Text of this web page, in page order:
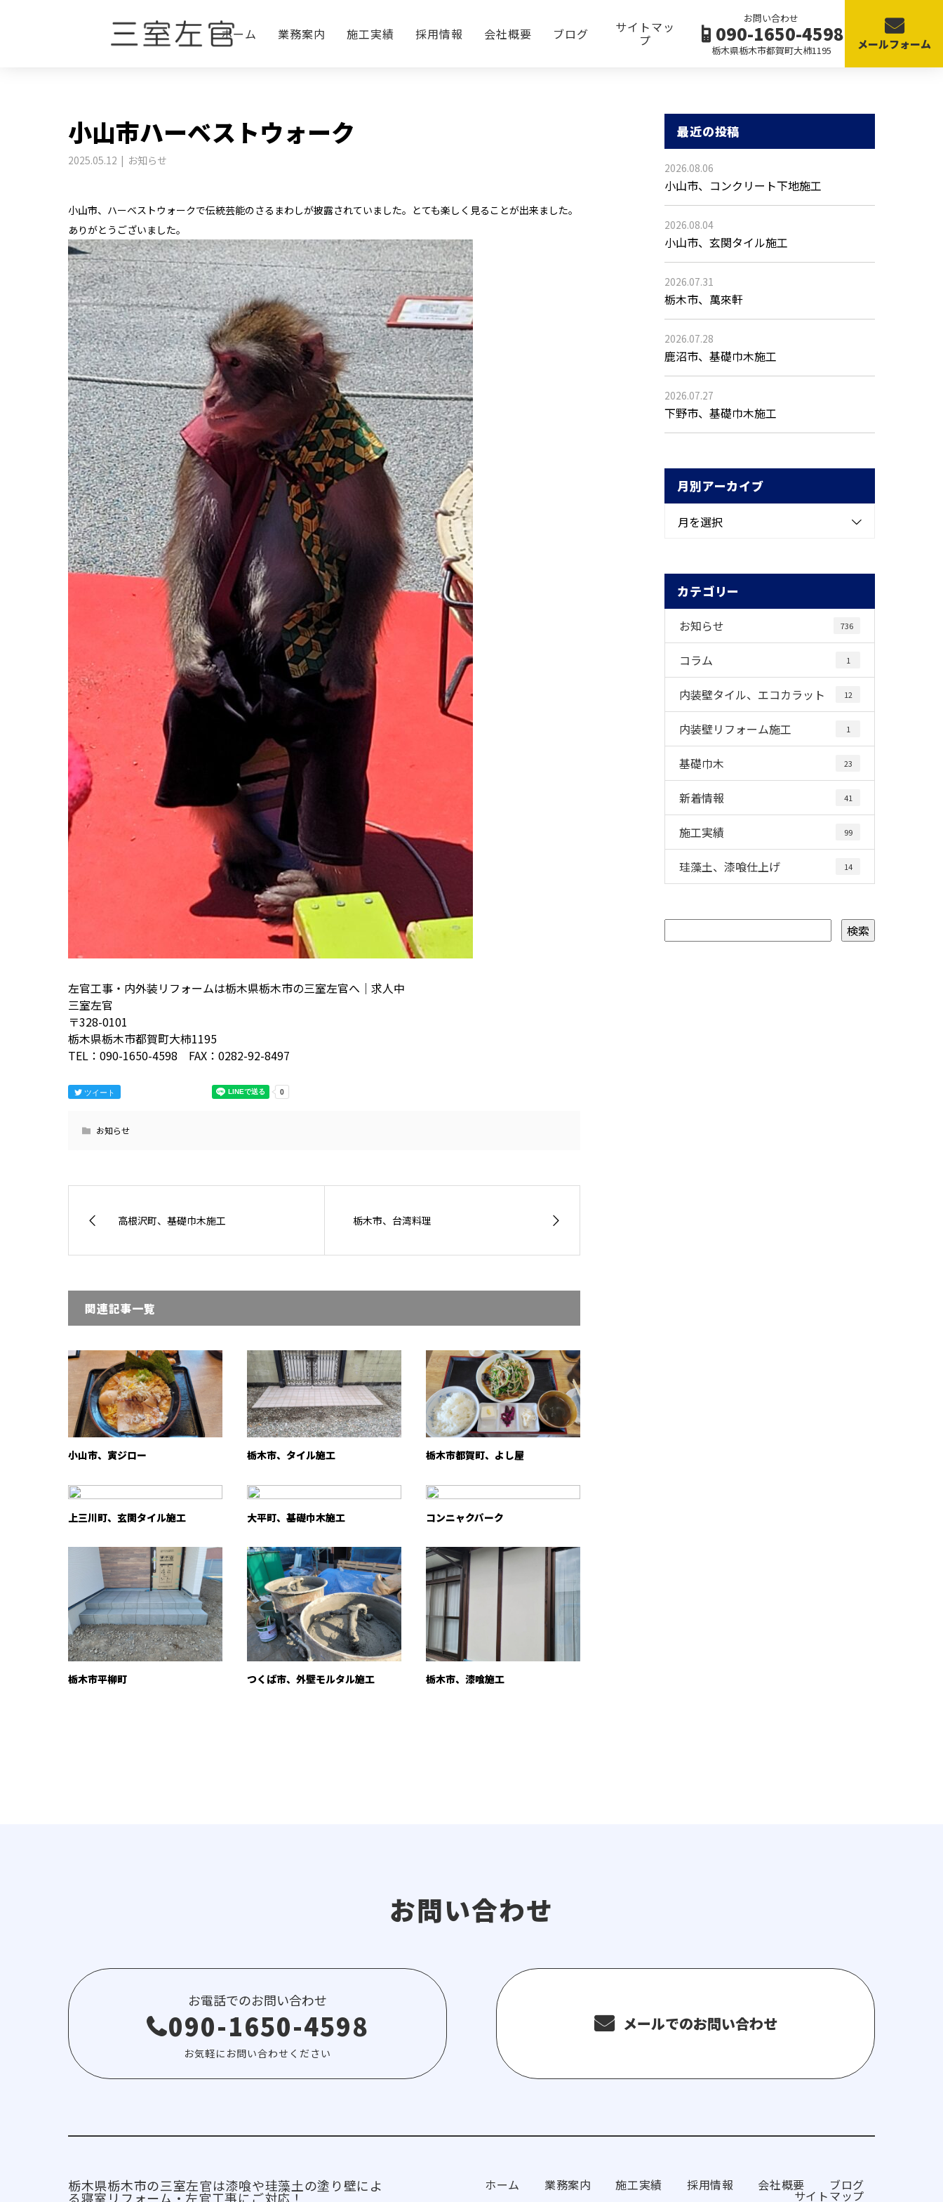
ホーム 業務案内 施工実績 採用情報 会社概要 ブログ サイトマッ
プ
お問い合わせ
090-1650-4598
栃木県栃木市都賀町大柿1195 メールフォーム
BLOG
BLOG お知らせ 小山市ハーベストウォーク
小山市ハーベストウォーク
2025.05.12 お知らせ
小山市、ハーベストウォークで伝統芸能のさるまわしが披露されていました。とても楽しく見ることが出来ました。
ありがとうございました。
左官工事・内外装リフォームは栃木県栃木市の三室左官へ｜求人中
三室左官
〒328-0101
栃木県栃木市都賀町大柿1195
TEL：090-1650-4598 FAX：0282-92-8497
ツイート
お知らせ
高根沢町、基礎巾木施工 栃木市、台湾料理
関連記事一覧
小山市、寅ジロー 栃木市、タイル施工 栃木市都賀町、よし屋
上三川町、玄関タイル施工 大平町、基礎巾木施工 コンニャクパーク
栃木市平柳町 つくば市、外壁モルタル施工 栃木市、漆喰施工
最近の投稿
2026.08.06
小山市、コンクリート下地施工
2026.08.04
小山市、玄関タイル施工
2026.07.31
栃木市、萬來軒
2026.07.28
鹿沼市、基礎巾木施工
2026.07.27
下野市、基礎巾木施工
月別アーカイブ
月を選択
カテゴリー
お知らせ 736
コラム 1
内装壁タイル、エコカラット 12
内装壁リフォーム施工 1
基礎巾木 23
新着情報 41
施工実績 99
珪藻土、漆喰仕上げ 14
お問い合わせ
お電話でのお問い合わせ
090-1650-4598
お気軽にお問い合わせください
メールでのお問い合わせ
栃木県栃木市の三室左官は漆喰や珪藻土の塗り壁によ
る寝室リフォーム・左官工事にご対応！
ホーム 業務案内 施工実績 採用情報 会社概要 ブログ
サイトマップ